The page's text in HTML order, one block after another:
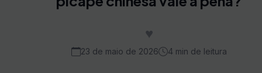
♥
23 de maio de 2026 4 min de leitura